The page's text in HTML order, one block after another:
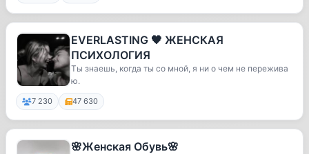
EVERLASTING 🖤 ЖЕНСКАЯ
ПСИХОЛОГИЯ
Ты знаешь, когда ты со мной, я ни о чем не пережива
ю.
7 230 47 630
🌸Женская Обувь🌸